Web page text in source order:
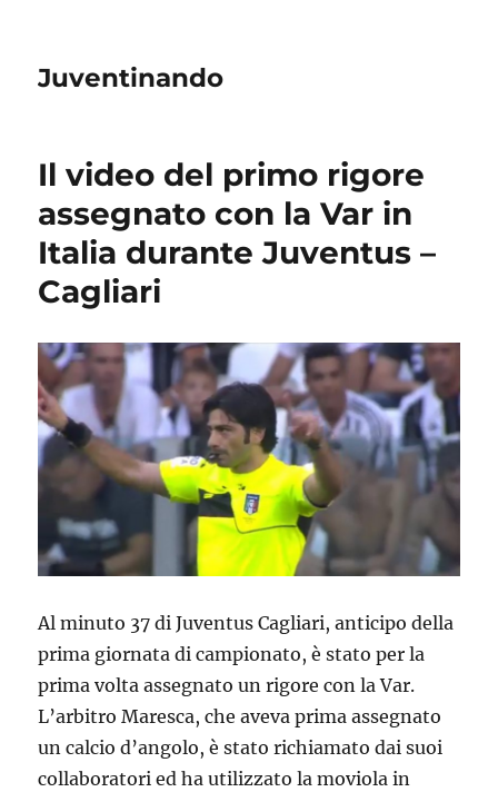
Juventinando
Il video del primo rigore
assegnato con la Var in
Italia durante Juventus –
Cagliari
Al minuto 37 di Juventus Cagliari, anticipo della
prima giornata di campionato, è stato per la
prima volta assegnato un rigore con la Var.
L’arbitro Maresca, che aveva prima assegnato
un calcio d’angolo, è stato richiamato dai suoi
collaboratori ed ha utilizzato la moviola in